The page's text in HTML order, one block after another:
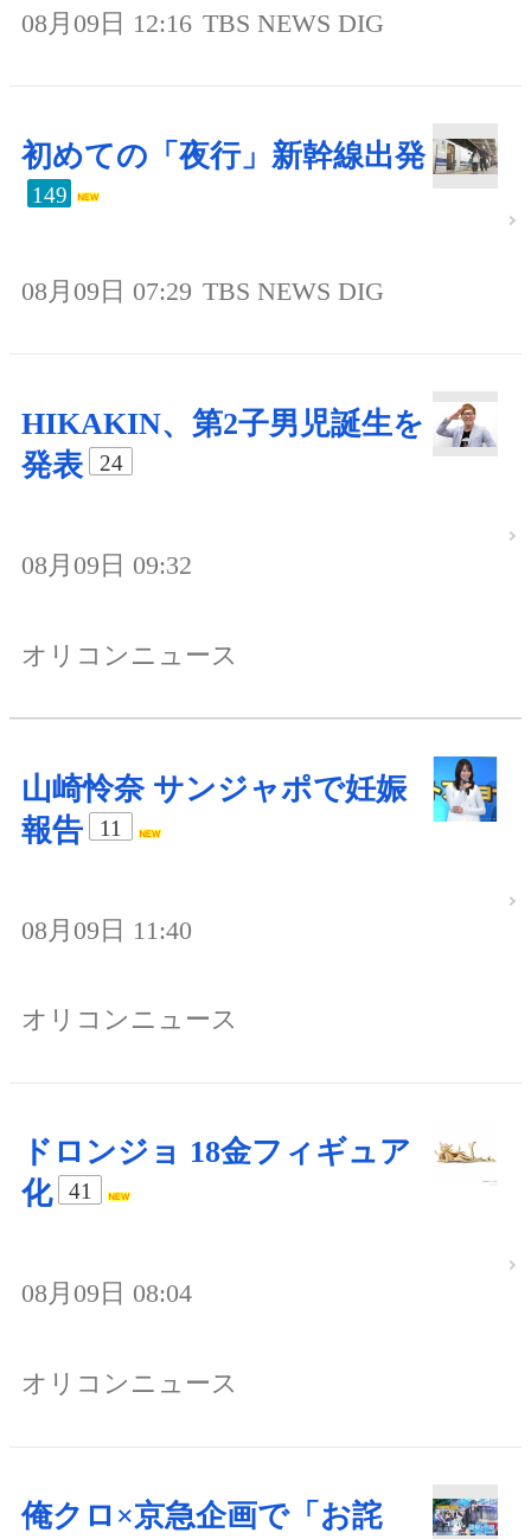
08月09日 12:16 TBS NEWS DIG
初めての「夜行」新幹線出発
149
08月09日 07:29 TBS NEWS DIG
HIKAKIN、第2子男児誕生を
発表
24
08月09日 09:32
オリコンニュース
山崎怜奈 サンジャポで妊娠
報告
11
08月09日 11:40
オリコンニュース
ドロンジョ 18金フィギュア
化
41
08月09日 08:04
オリコンニュース
俺クロ×京急企画で「お詫